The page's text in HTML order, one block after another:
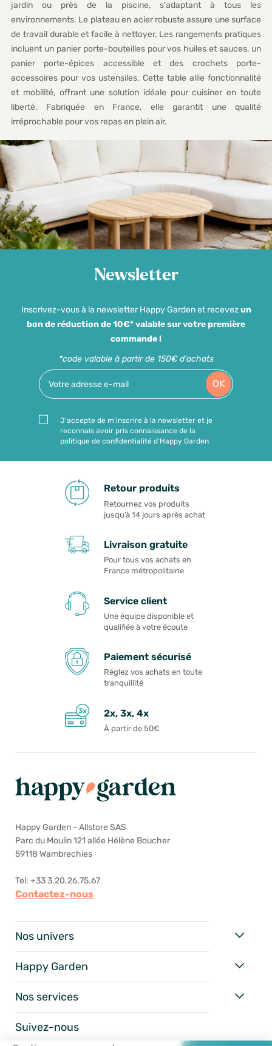
jardin ou près de la piscine, s'adaptant à tous les
environnements. Le plateau en acier robuste assure une surface
de travail durable et facile à nettoyer. Les rangements pratiques
incluent un panier porte-bouteilles pour vos huiles et sauces, un
panier porte-épices accessible et des crochets porte-
accessoires pour vos ustensiles. Cette table allie fonctionnalité
et mobilité, offrant une solution idéale pour cuisiner en toute
liberté. Fabriquée en France, elle garantit une qualité
irréprochable pour vos repas en plein air.
Newsletter
Inscrivez-vous à la newsletter Happy Garden et recevezun
bon de réduction de 10€* valable sur votre première
commande !
*code valable à partir de 150€ d'achats
OK
J'accepte de m'inscrire à la newsletter et je
reconnais avoir pris connaissance de la
politique de confidentialité d'Happy Garden
Retour produits
Retournez vos produits
jusqu’à 14 jours après achat
Livraison gratuite
Pour tous vos achats en
France métropolitaine
Service client
Une équipe disponible et
qualifiée à votre écoute
Paiement sécurisé
Réglez vos achats en toute
tranquillité
2x, 3x, 4x
À partir de 50€
Happy Garden - Allstore SAS
Parc du Moulin 121 allée Hélène Boucher
59118 Wambrechies
Tel: +33 3.20.26.75.67
Contactez-nous
Nos univers
Happy Garden
Nos services
Suivez-nous